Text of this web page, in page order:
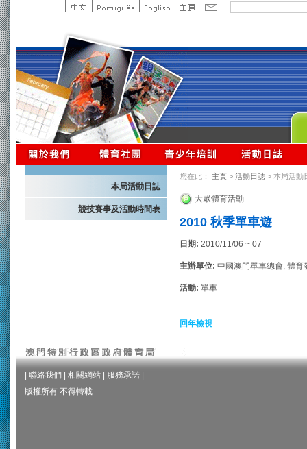
本局活動日誌
競技賽事及活動時間表
您在此： 主頁 > 活動日誌 > 本局活動
大眾體育活動
2010 秋季單車遊
日期: 2010/11/06 ~ 07
主辦單位: 中國澳門單車總會, 體育
活動: 單車
回年檢視
聯絡我們 相關網站 服務承諾
版權所有 不得轉載